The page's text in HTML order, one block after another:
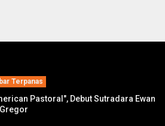
Terpanas
Pastoral", Debut Sutradara Ewan